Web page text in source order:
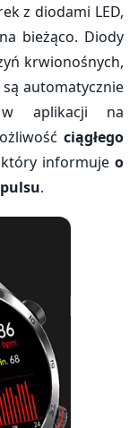
z diodami LED,
bieżąco. Diody
krwionośnych,
automatycznie
w aplikacji na
ciągłego
informujeo
pulsu.